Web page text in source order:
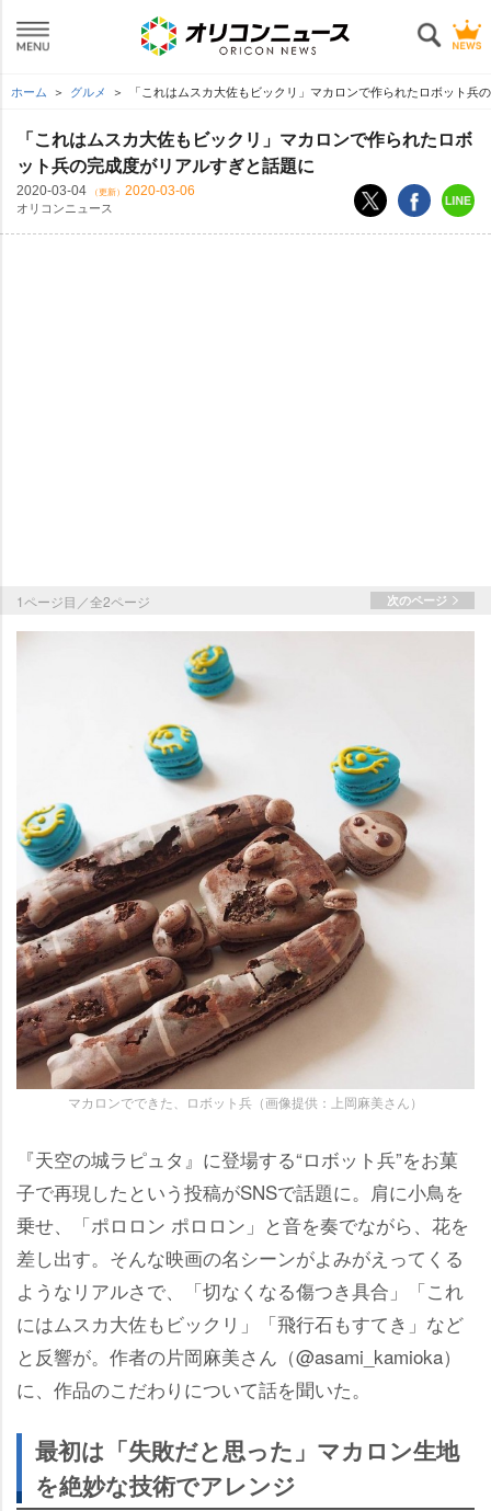
ホーム グルメ 「これはムスカ大佐もビックリ」マカロンで作られたロボット兵
「これはムスカ大佐もビックリ」マカロンで作られたロボ
ット兵の完成度がリアルすぎと話題に
2020-03-04 （更新） 2020-03-06
オリコンニュース
1ページ目／全2ページ 次のページ
マカロンでできた、ロボット兵（画像提供：上岡麻美さん）
『天空の城ラピュタ』に登場する“ロボット兵”をお菓
子で再現したという投稿がSNSで話題に。肩に小鳥を
乗せ、「ポロロン ポロロン」と音を奏でながら、花を
差し出す。そんな映画の名シーンがよみがえってくる
ようなリアルさで、「切なくなる傷つき具合」「これ
にはムスカ大佐もビックリ」「飛行石もすてき」など
と反響が。作者の片岡麻美さん（@asami_kamioka）
に、作品のこだわりについて話を聞いた。
最初は「失敗だと思った」マカロン生地
を絶妙な技術でアレンジ